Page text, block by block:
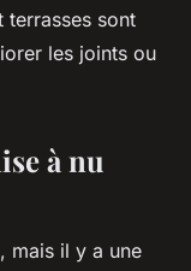
terrasses sont
les joints ou
à nu
mais il y a une